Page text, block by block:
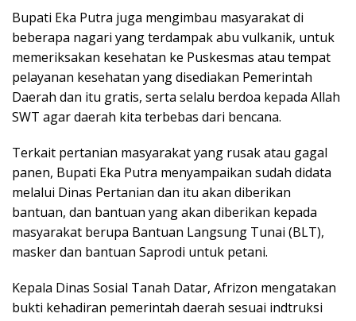
Bupati Eka Putra juga mengimbau masyarakat di
beberapa nagari yang terdampak abu vulkanik, untuk
memeriksakan kesehatan ke Puskesmas atau tempat
pelayanan kesehatan yang disediakan Pemerintah
Daerah dan itu gratis, serta selalu berdoa kepada Allah
SWT agar daerah kita terbebas dari bencana.
Terkait pertanian masyarakat yang rusak atau gagal
panen, Bupati Eka Putra menyampaikan sudah didata
melalui Dinas Pertanian dan itu akan diberikan
bantuan, dan bantuan yang akan diberikan kepada
masyarakat berupa Bantuan Langsung Tunai (BLT),
masker dan bantuan Saprodi untuk petani.
Kepala Dinas Sosial Tanah Datar, Afrizon mengatakan
bukti kehadiran pemerintah daerah sesuai indtruksi